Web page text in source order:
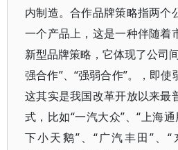
内制造。合作品牌策略指两个
一个产品上，这是一种伴随着
新型品牌策略，它体现了公司
强合作”、“强弱合作”。，即使
这其实是我国改革开放以来最
式，比如“一汽大众”、“上海
下小天鹅”、“广汽丰田”、